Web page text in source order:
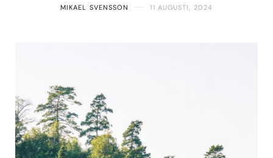
MIKAEL SVENSSON 11 AUGUSTI, 2024